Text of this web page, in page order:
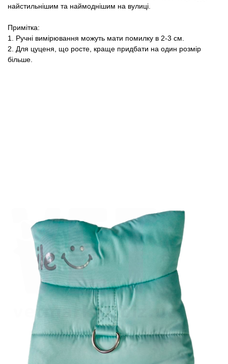
найстильнішим та наймоднішим на вулиці.
Примітка:
1. Ручні вимірювання можуть мати помилку в 2-3 см.
2. Для цуценя, що росте, краще придбати на один розмір
більше.